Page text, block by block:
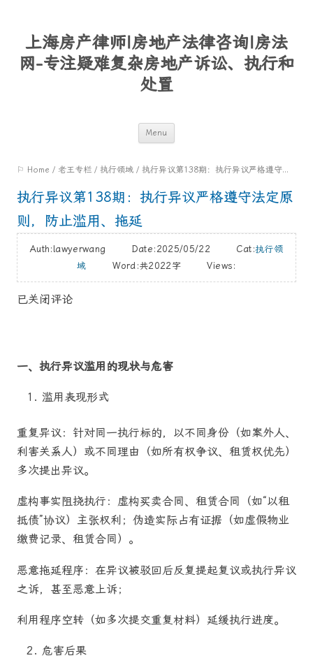
上海房产律师|房地产法律咨询|房法
网-专注疑难复杂房地产诉讼、执行和
处置
Menu
content
⚐ Home / 老王专栏 / 执行领域 / 执行异议第138期：执行异议严格遵守法定原则，防止滥用、拖延
执行异议第138期：执行异议严格遵守法定原
则，防止滥用、拖延
Auth:lawyerwang Date:2025/05/22 Cat:执行领
域 Word:共2022字 Views:
已关闭评论
一、执行异议滥用的现状与危害
滥用表现形式
重复异议：针对同一执行标的，以不同身份（如案外人、
利害关系人）或不同理由（如所有权争议、租赁权优先）
多次提出异议。
虚构事实阻挠执行：虚构买卖合同、租赁合同（如“以租
抵债”协议）主张权利；伪造实际占有证据（如虚假物业
缴费记录、租赁合同）。
恶意拖延程序：在异议被驳回后反复提起复议或执行异议
之诉，甚至恶意上诉；
利用程序空转（如多次提交重复材料）延缓执行进度。
危害后果